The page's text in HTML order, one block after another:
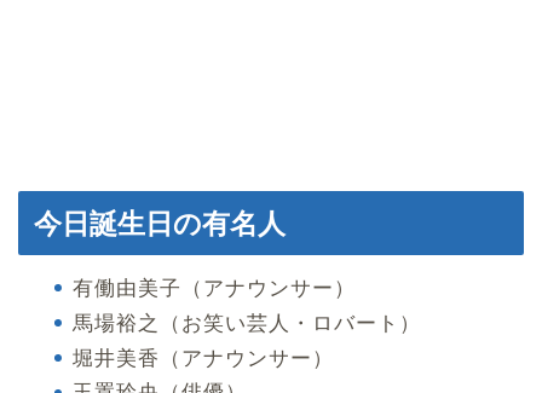
今日誕生日の有名人
有働由美子（アナウンサー）
馬場裕之（お笑い芸人・ロバート）
堀井美香（アナウンサー）